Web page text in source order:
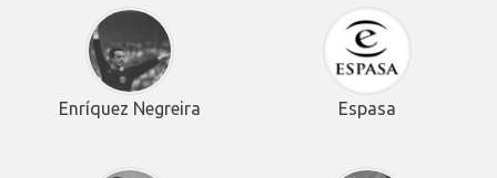
Enríquez Negreira Espasa